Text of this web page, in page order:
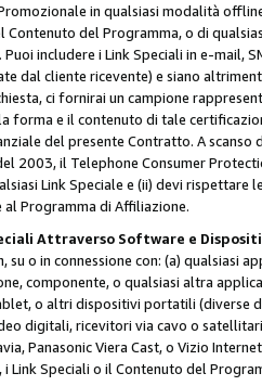
in qualsiasi modalità
Contenuto del Programma, o di
includere i Link Speciali in e-mail,
dal cliente ricevente) e siano
ci fornirai un campione
forma e il contenuto di tale
del presente Contratto. A
2003, il Telephone Consumer
Link Speciale e (ii) devi
Programma di Affiliazione.
Attraverso Software e
su o in connessione con: (a)
componente, o qualsiasi altra
o altri dispositivi portatili (diverse
digitali, ricevitori via cavo o
Panasonic Viera Cast, o Vizio
Link Speciali o il Contenuto del